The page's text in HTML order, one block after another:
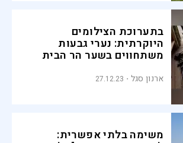
בתערוכת הצילומים
היוקרתית: נערי גבעות
משתחווים בשער הר הבית
ארנון סגל 27.12.23
משימה בלתי אפשרית: